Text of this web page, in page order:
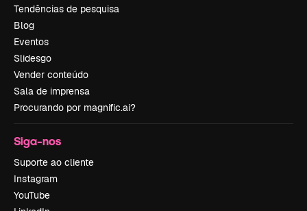
Tendências de pesquisa
Blog
Eventos
Slidesgo
Vender conteúdo
Sala de imprensa
Procurando por magnific.ai?
Siga-nos
Suporte ao cliente
Instagram
YouTube